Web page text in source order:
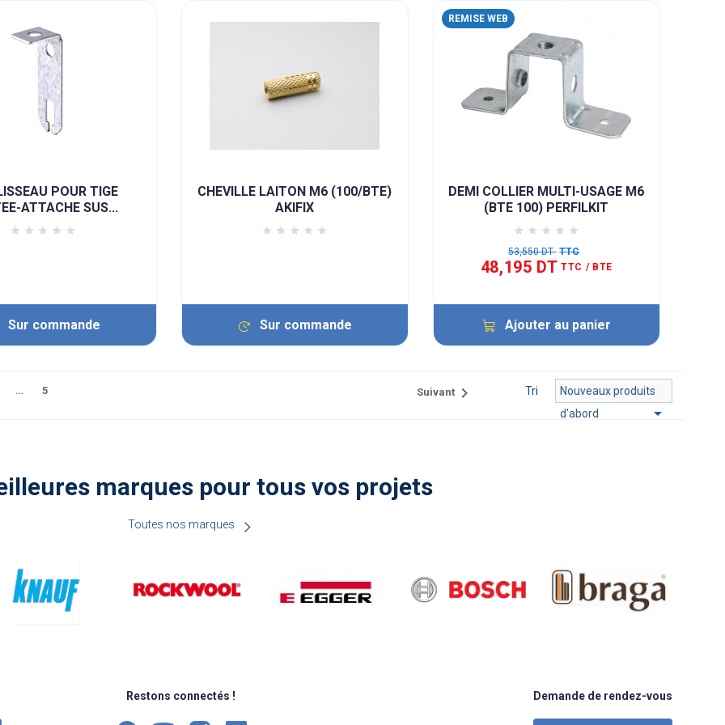
POUR TIGE
ATTACHE SUS...
Sur commande
CHEVILLE LAITON M6 (100/BTE)
AKIFIX
Sur commande
REMISE WEB
DEMI COLLIER MULTI-USAGE M6
(BTE 100) PERFILKIT
53,550 DT TTC
48,195 DT TTC / BTE
Ajouter au panier
… 5 Suivant Tri
Nouveaux produits
d'abord

marques pour tous vos projets
Toutes nos marques
Restons connectés ! Demande de rendez-vous